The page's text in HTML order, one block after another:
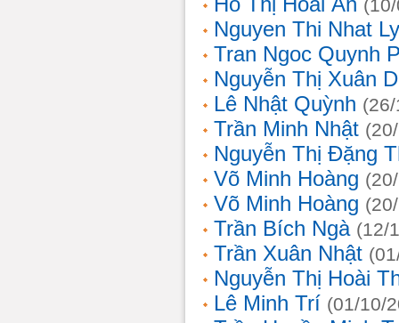
Nguyen Thi Nhat Ly
Tran Ngoc Quynh
Nguyễn Thị Xuân
Lê Nhật Quỳnh
Trần Minh Nhật
Nguyễn Thị Đặng
Võ Minh Hoàng
Võ Minh Hoàng
Trần Bích Ngà (12/
Trần Xuân Nhật
Nguyễn Thị Hoài
Lê Minh Trí (01/10/